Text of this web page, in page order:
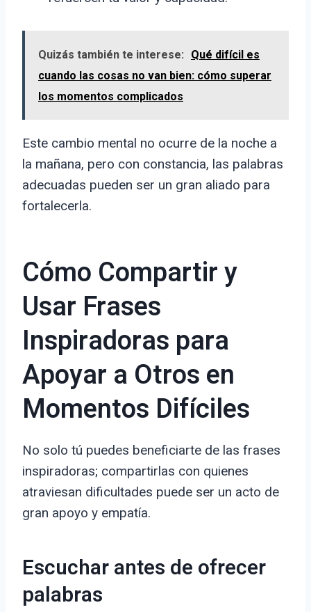
Quizás también te interese:
Qué difícil es
cuando las cosas no van bien: cómo superar
los momentos complicados
Este cambio mental no ocurre de la noche a
la mañana, pero con constancia, las palabras
adecuadas pueden ser un gran aliado para
fortalecerla.
Cómo Compartir y
Usar Frases
Inspiradoras para
Apoyar a Otros en
Momentos Difíciles
No solo tú puedes beneficiarte de las frases
inspiradoras; compartirlas con quienes
atraviesan dificultades puede ser un acto de
gran apoyo y empatía.
Escuchar antes de ofrecer
palabras